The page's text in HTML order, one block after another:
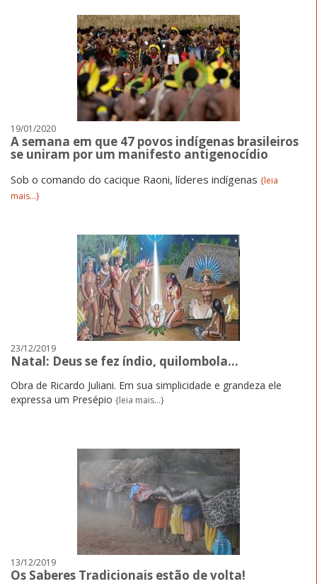
19/01/2020
A semana em que 47 povos indígenas brasileiros
se uniram por um manifesto antigenocídio
Sob o comando do cacique Raoni, líderes indígenas {leia
mais...}
23/12/2019
Natal: Deus se fez índio, quilombola…
Obra de Ricardo Juliani. Em sua simplicidade e grandeza ele
expressa um Presépio {leia mais...}
13/12/2019
Os Saberes Tradicionais estão de volta!